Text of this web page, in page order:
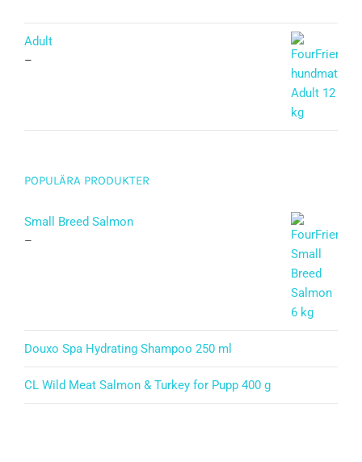
5.00av 5
Adult
–
POPULÄRA PRODUKTER
Small Breed Salmon
–
Douxo Spa Hydrating Shampoo 250 ml
CL Wild Meat Salmon & Turkey for Pupp 400 g